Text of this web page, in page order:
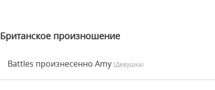
Британское произношение
Battles произнесенно Amy (девушка)